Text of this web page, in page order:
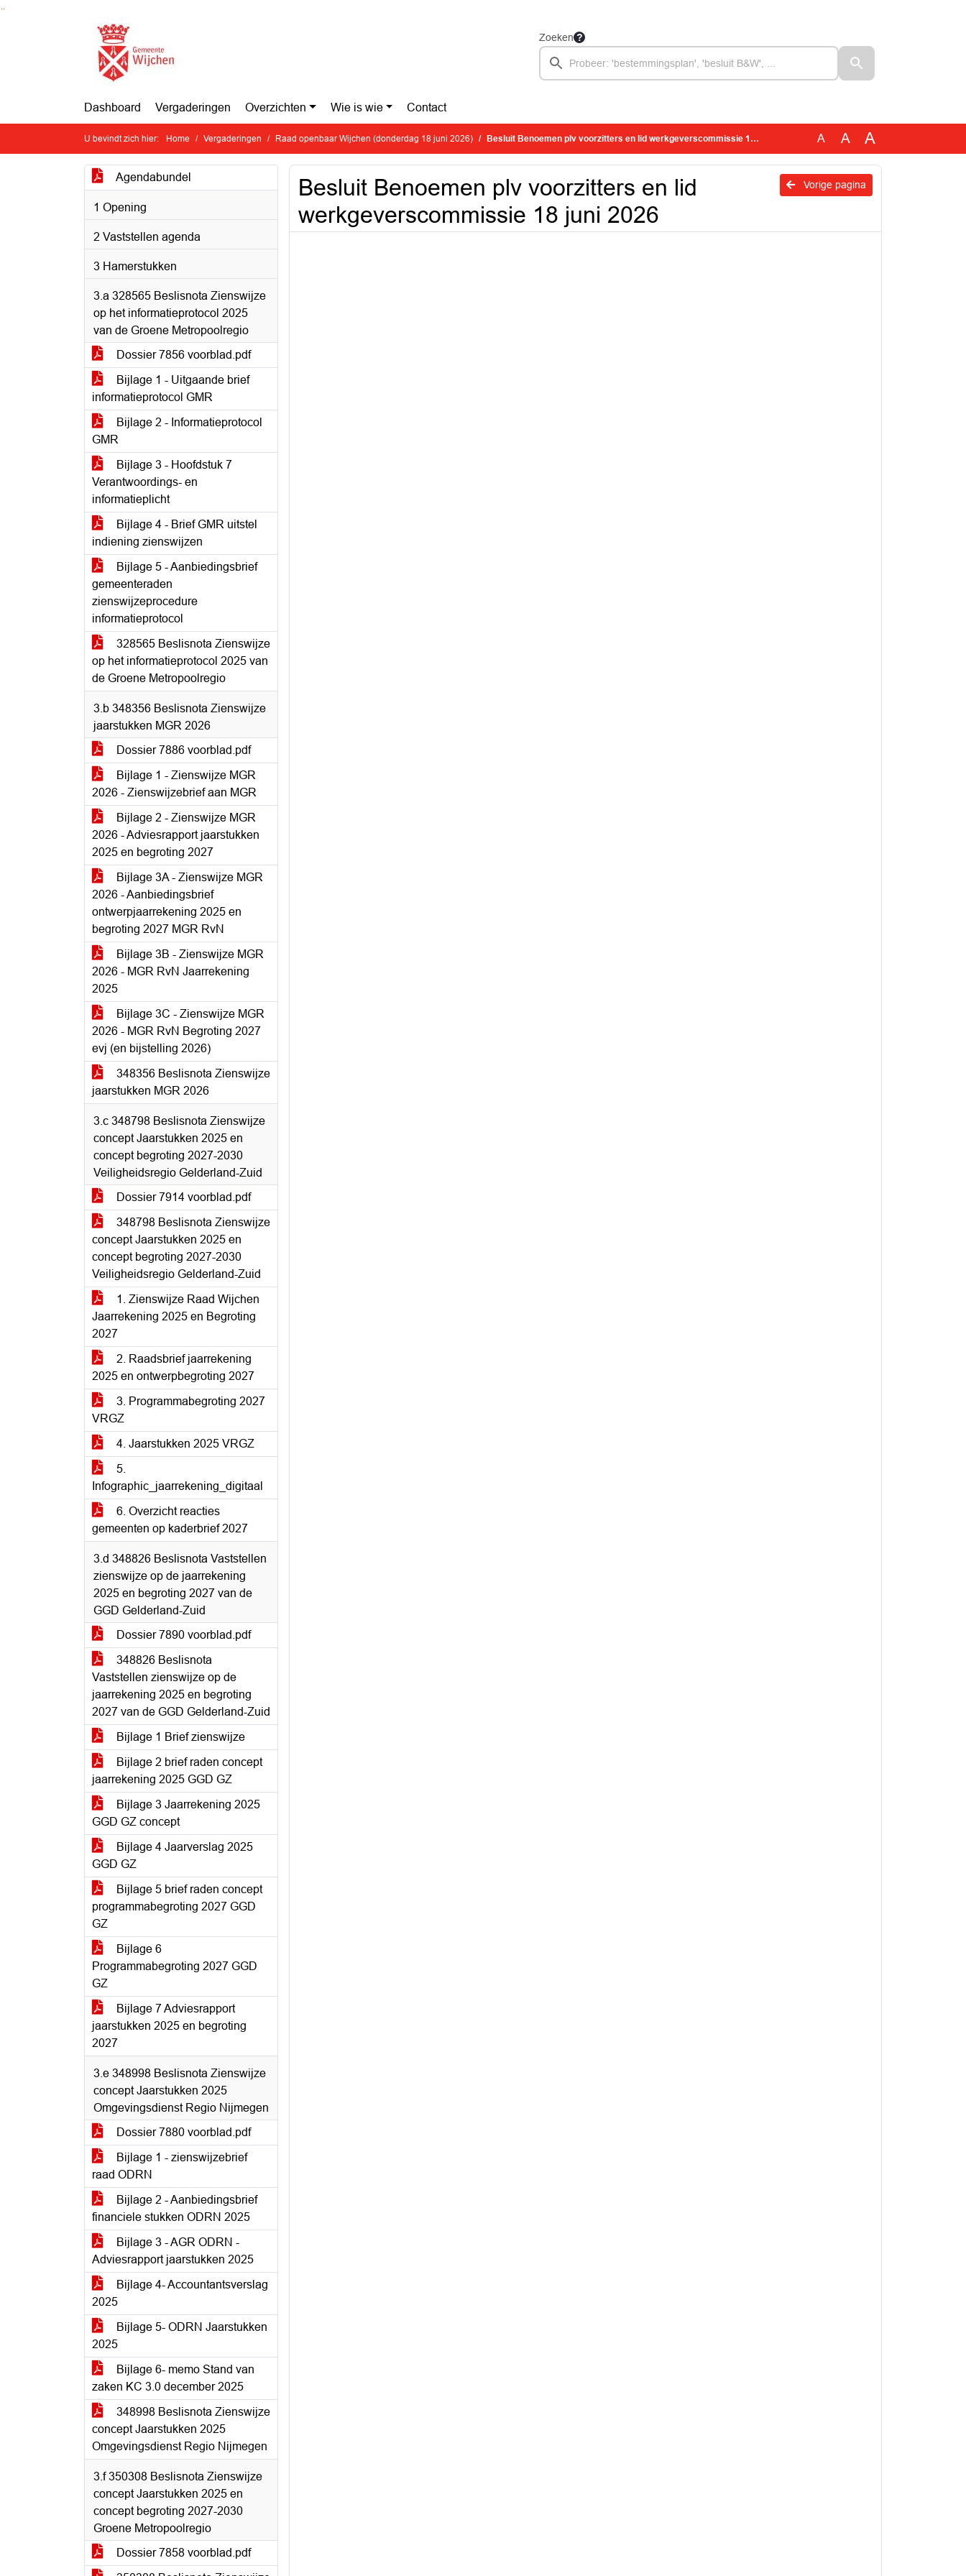
Ga naar de inhoud van deze pagina
Zoeken
Dashboard Vergaderingen Overzichten Wie is wie Contact
U bevindt zich hier: Home Vergaderingen Raad openbaar Wijchen (donderdag 18 juni 2026) Besluit Benoemen plv voorzitters en lid werkgeverscommissie 18 juni 2026 A A A
Agendabundel
1 Opening
2 Vaststellen agenda
3 Hamerstukken
3.a 328565 Beslisnota Zienswijze
op het informatieprotocol 2025
van de Groene Metropoolregio
Dossier 7856 voorblad.pdf
Bijlage 1 - Uitgaande brief
informatieprotocol GMR
Bijlage 2 - Informatieprotocol
GMR
Bijlage 3 - Hoofdstuk 7
Verantwoordings- en
informatieplicht
Bijlage 4 - Brief GMR uitstel
indiening zienswijzen
Bijlage 5 - Aanbiedingsbrief
gemeenteraden
zienswijzeprocedure
informatieprotocol
328565 Beslisnota Zienswijze
op het informatieprotocol 2025 van
de Groene Metropoolregio
3.b 348356 Beslisnota Zienswijze
jaarstukken MGR 2026
Dossier 7886 voorblad.pdf
Bijlage 1 - Zienswijze MGR
2026 - Zienswijzebrief aan MGR
Bijlage 2 - Zienswijze MGR
2026 - Adviesrapport jaarstukken
2025 en begroting 2027
Bijlage 3A - Zienswijze MGR
2026 - Aanbiedingsbrief
ontwerpjaarrekening 2025 en
begroting 2027 MGR RvN
Bijlage 3B - Zienswijze MGR
2026 - MGR RvN Jaarrekening
2025
Bijlage 3C - Zienswijze MGR
2026 - MGR RvN Begroting 2027
evj (en bijstelling 2026)
348356 Beslisnota Zienswijze
jaarstukken MGR 2026
3.c 348798 Beslisnota Zienswijze
concept Jaarstukken 2025 en
concept begroting 2027-2030
Veiligheidsregio Gelderland-Zuid
Dossier 7914 voorblad.pdf
348798 Beslisnota Zienswijze
concept Jaarstukken 2025 en
concept begroting 2027-2030
Veiligheidsregio Gelderland-Zuid
1. Zienswijze Raad Wijchen
Jaarrekening 2025 en Begroting
2027
2. Raadsbrief jaarrekening
2025 en ontwerpbegroting 2027
3. Programmabegroting 2027
VRGZ
4. Jaarstukken 2025 VRGZ
5.
Infographic_jaarrekening_digitaal
6. Overzicht reacties
gemeenten op kaderbrief 2027
3.d 348826 Beslisnota Vaststellen
zienswijze op de jaarrekening
2025 en begroting 2027 van de
GGD Gelderland-Zuid
Dossier 7890 voorblad.pdf
348826 Beslisnota
Vaststellen zienswijze op de
jaarrekening 2025 en begroting
2027 van de GGD Gelderland-Zuid
Bijlage 1 Brief zienswijze
Bijlage 2 brief raden concept
jaarrekening 2025 GGD GZ
Bijlage 3 Jaarrekening 2025
GGD GZ concept
Bijlage 4 Jaarverslag 2025
GGD GZ
Bijlage 5 brief raden concept
programmabegroting 2027 GGD
GZ
Bijlage 6
Programmabegroting 2027 GGD
GZ
Bijlage 7 Adviesrapport
jaarstukken 2025 en begroting
2027
3.e 348998 Beslisnota Zienswijze
concept Jaarstukken 2025
Omgevingsdienst Regio Nijmegen
Dossier 7880 voorblad.pdf
Bijlage 1 - zienswijzebrief
raad ODRN
Bijlage 2 - Aanbiedingsbrief
financiele stukken ODRN 2025
Bijlage 3 - AGR ODRN -
Adviesrapport jaarstukken 2025
Bijlage 4- Accountantsverslag
2025
Bijlage 5- ODRN Jaarstukken
2025
Bijlage 6- memo Stand van
zaken KC 3.0 december 2025
348998 Beslisnota Zienswijze
concept Jaarstukken 2025
Omgevingsdienst Regio Nijmegen
3.f 350308 Beslisnota Zienswijze
concept Jaarstukken 2025 en
concept begroting 2027-2030
Groene Metropoolregio
Dossier 7858 voorblad.pdf
Vorige pagina
Besluit Benoemen plv voorzitters en lid
werkgeverscommissie 18 juni 2026